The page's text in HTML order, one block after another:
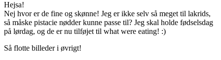
Hejsa!
Nej hvor er de fine og skønne! Jeg er ikke selv så meget til lakrids,
så måske pistacie nødder kunne passe til? Jeg skal holde fødselsdag
på lørdag, og de er nu tilføjet til what were eating! :)
Så flotte billeder i øvrigt!